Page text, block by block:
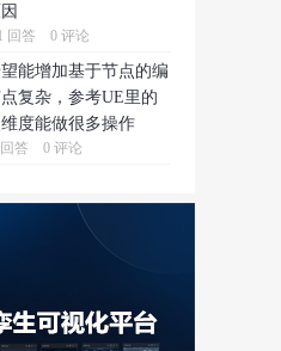
回答 0 评论
能增加基于节点的编
复杂，参考UE里的
度能做很多操作
答 0 评论